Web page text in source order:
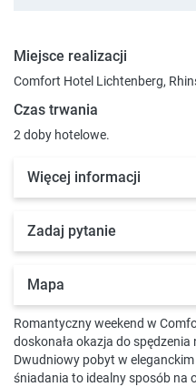
Miejsce realizacji
Comfort Hotel Lichtenberg,
Czas trwania
2 doby hotelowe.
Więcej informacji
Zadaj pytanie
Mapa
Romantyczny weekend w
doskonała okazja do
Dwudniowy pobyt w
śniadania to idealny sposób na